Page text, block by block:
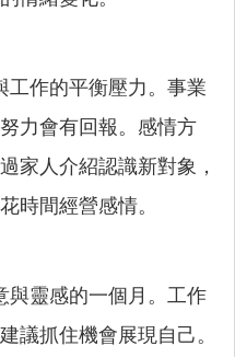
工作的平衡壓力。事業
力會有回報。感情方
家人介紹認識新對象，
時間經營感情。
與靈感的一個月。工作
議抓住機會展現自己。